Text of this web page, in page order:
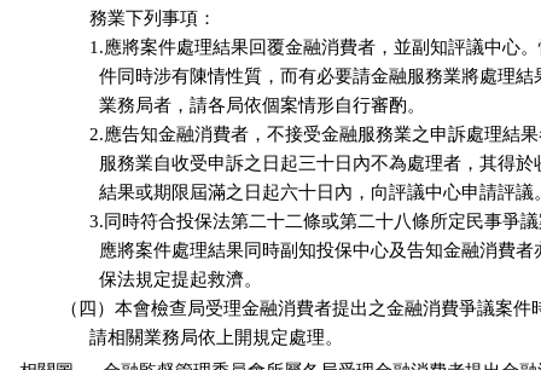
                務業下列事項：
1.應將案件處理結果回覆金融消費者，並副知評議中心
件同時涉有陳情性質，而有必要請金融服務業將處理
                  業務局者，請各局依個案情形自行審酌。
2.應告知金融消費者，不接受金融服務業之申訴處理結
服務業自收受申訴之日起三十日內不為處理者，其得
結果或期限屆滿之日起六十日內，向評議中心申請評議
3.同時符合投保法第二十二條或第二十八條所定民事爭
應將案件處理結果同時副知投保中心及告知金融消費
                  保法規定提起救濟。
（四）本會檢查局受理金融消費者提出之金融消費爭議案